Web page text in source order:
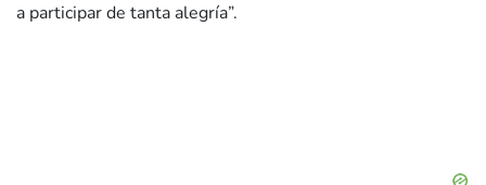
a participar de tanta alegría”.